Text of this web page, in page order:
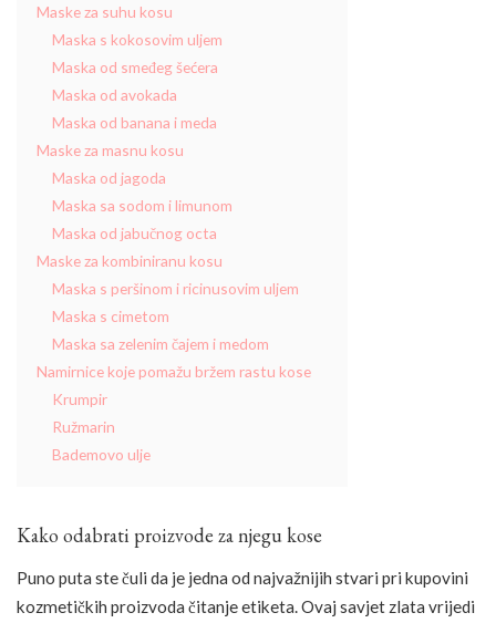
Maske za suhu kosu
Maska s kokosovim uljem
Maska od smeđeg šećera
Maska od avokada
Maska od banana i meda
Maske za masnu kosu
Maska od jagoda
Maska sa sodom i limunom
Maska od jabučnog octa
Maske za kombiniranu kosu
Maska s peršinom i ricinusovim uljem
Maska s cimetom
Maska sa zelenim čajem i medom
Namirnice koje pomažu bržem rastu kose
Krumpir
Ružmarin
Bademovo ulje
Kako odabrati proizvode za njegu kose
Puno puta ste čuli da je jedna od najvažnijih stvari pri kupovini
kozmetičkih proizvoda čitanje etiketa. Ovaj savjet zlata vrijedi